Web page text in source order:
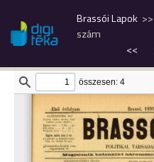
Brassói Lapok
szám
<<